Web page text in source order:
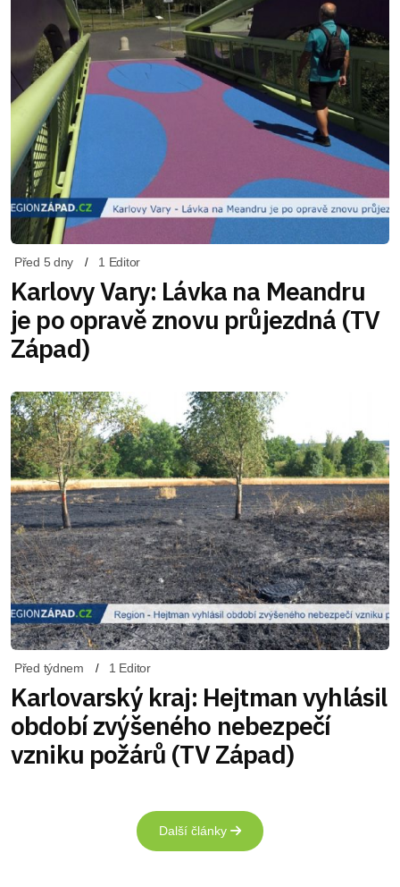
Před 5 dny 1 Editor
Karlovy Vary: Lávka na Meandru
je po opravě znovu průjezdná (TV
Západ)
Před týdnem 1 Editor
Karlovarský kraj: Hejtman vyhlásil
období zvýšeného nebezpečí
vzniku požárů (TV Západ)
Další články